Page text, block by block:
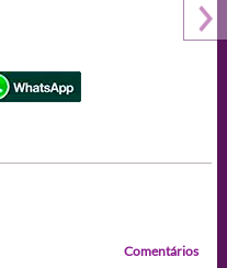
Comentários